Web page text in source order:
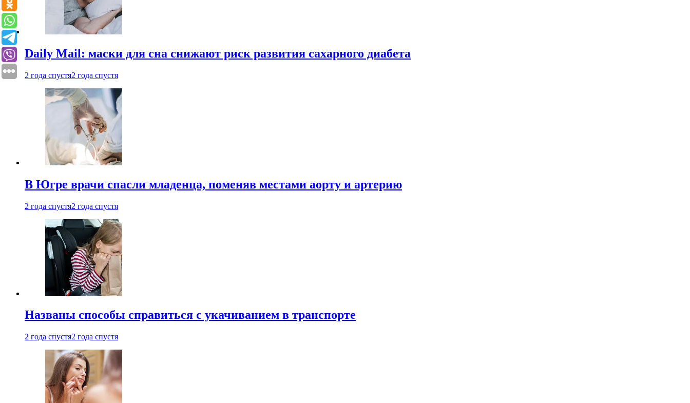
Daily Mail: маски для сна снижают риск развития сахарного диабета
2 года спустя2 года спустя
В Югре врачи спасли младенца, поменяв местами аорту и артерию
2 года спустя2 года спустя
Названы способы справиться с укачиванием в транспорте
2 года спустя2 года спустя